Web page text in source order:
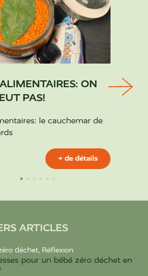
ON
PAS!
le cauchemar de
+ de détails
ON
ARTICLES
déchet, Réflexion
pour un bébé zéro déchet en